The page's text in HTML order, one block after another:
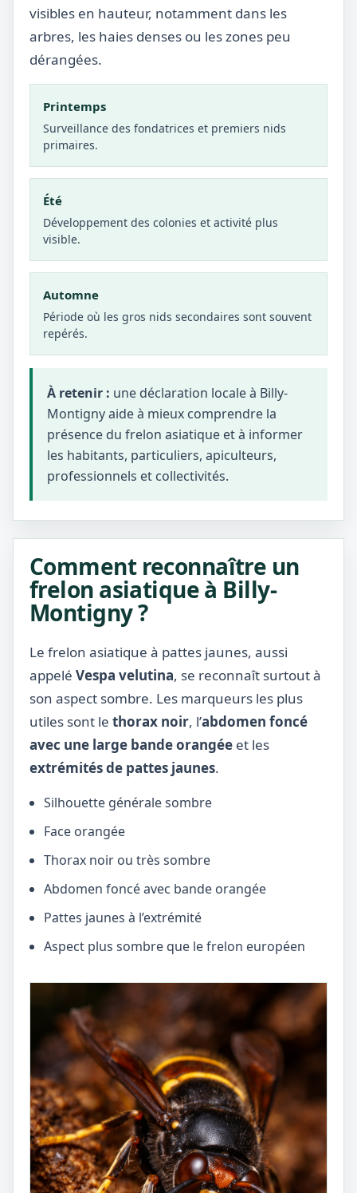
visibles en hauteur, notamment dans les
arbres, les haies denses ou les zones peu
dérangées.
Printemps
Surveillance des fondatrices et premiers nids
primaires.
Été
Développement des colonies et activité plus
visible.
Automne
Période où les gros nids secondaires sont souvent
repérés.
À retenir : une déclaration locale à Billy-
Montigny aide à mieux comprendre la
présence du frelon asiatique et à informer
les habitants, particuliers, apiculteurs,
professionnels et collectivités.
Comment reconnaître un
frelon asiatique à Billy-
Montigny ?
Le frelon asiatique à pattes jaunes, aussi
appelé Vespa velutina, se reconnaît surtout à
son aspect sombre. Les marqueurs les plus
utiles sont le thorax noir, l’abdomen foncé
avec une large bande orangée et les
extrémités de pattes jaunes.
Silhouette générale sombre
Face orangée
Thorax noir ou très sombre
Abdomen foncé avec bande orangée
Pattes jaunes à l’extrémité
Aspect plus sombre que le frelon européen